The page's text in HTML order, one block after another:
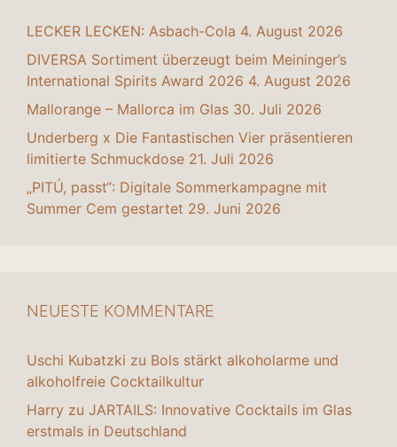
LECKER LECKEN: Asbach-Cola 4. August 2026
DIVERSA Sortiment überzeugt beim Meininger’s
International Spirits Award 2026 4. August 2026
Mallorange – Mallorca im Glas 30. Juli 2026
Underberg x Die Fantastischen Vier präsentieren
limitierte Schmuckdose 21. Juli 2026
„PITÚ, passt“: Digitale Sommerkampagne mit
Summer Cem gestartet 29. Juni 2026
NEUESTE KOMMENTARE
Uschi Kubatzki zu Bols stärkt alkoholarme und
alkoholfreie Cocktailkultur
Harry zu JARTAILS: Innovative Cocktails im Glas
erstmals in Deutschland